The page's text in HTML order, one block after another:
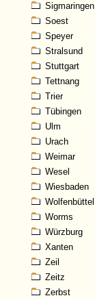
Sigmaringen
Soest
Speyer
Stralsund
Stuttgart
Tettnang
Trier
Tübingen
Ulm
Urach
Weimar
Wesel
Wiesbaden
Wolfenbüttel
Worms
Würzburg
Xanten
Zeil
Zeitz
Zerbst